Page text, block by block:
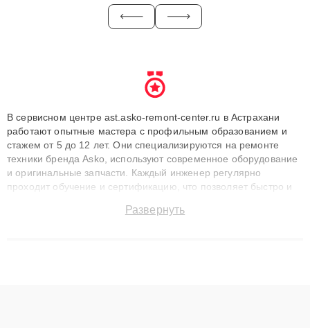
В сервисном центре ast.asko-remont-center.ru в Астрахани
работают опытные мастера с профильным образованием и
стажем от 5 до 12 лет. Они специализируются на ремонте
техники бренда Asko, используют современное оборудование
и оригинальные запчасти. Каждый инженер регулярно
проходит обучение и сертификацию, что позволяет быстро и
сохранением гарантии до 3 лет. Наши мастера решают
Развернуть